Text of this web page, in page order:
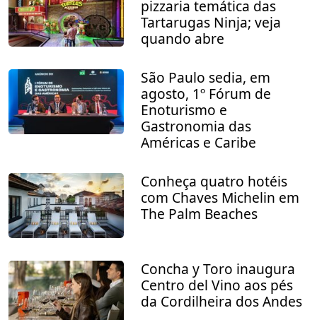
pizzaria temática das
Tartarugas Ninja; veja
quando abre
São Paulo sedia, em
agosto, 1º Fórum de
Enoturismo e
Gastronomia das
Américas e Caribe
Conheça quatro hotéis
com Chaves Michelin em
The Palm Beaches
Concha y Toro inaugura
Centro del Vino aos pés
da Cordilheira dos Andes